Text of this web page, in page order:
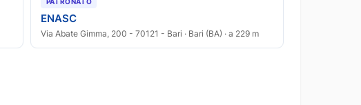
PATRONATO
ENASC
Via Abate Gimma, 200 - 70121 - Bari · Bari (BA) · a 229 m